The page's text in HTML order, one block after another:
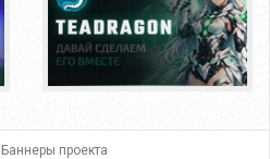
Баннеры проекта